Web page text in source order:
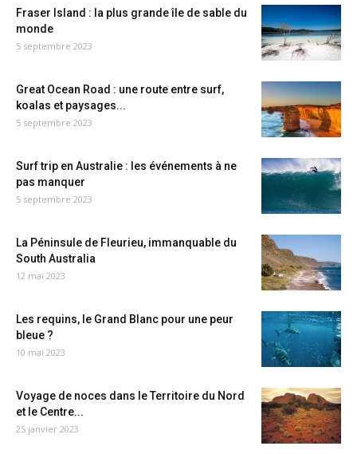
Fraser Island : la plus grande île de sable du
monde
5 septembre 2023
Great Ocean Road : une route entre surf,
koalas et paysages...
5 septembre 2023
Surf trip en Australie : les événements à ne
pas manquer
5 septembre 2023
La Péninsule de Fleurieu, immanquable du
South Australia
12 mai 2023
Les requins, le Grand Blanc pour une peur
bleue ?
10 mai 2023
Voyage de noces dans le Territoire du Nord
et le Centre...
25 janvier 2023